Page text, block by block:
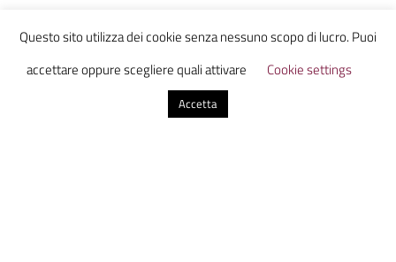
non avremmo le forze necessarie per difenderci da
un conflitto di tali dimensioni, figuriamoci per
intervenire come parte attiva della guerra. Le
Questo sito utilizza dei cookie senza nessuno scopo di lucro. Puoi
accettare oppure scegliere quali attivare
Cookie settings
Accetta